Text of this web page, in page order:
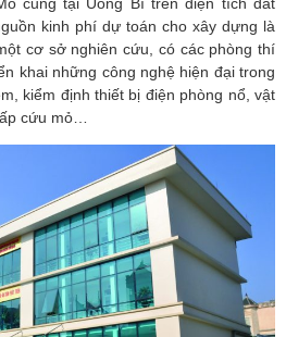
kinh phí dự toán cho xây dựng là
cơ sở nghiên cứu, có các phòng thí
khai những công nghệ hiện đại trong
kiểm định thiết bị điện phòng nổ, vật
cứu mỏ…